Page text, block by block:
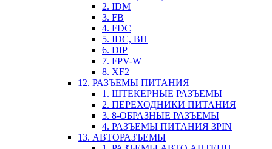
2. IDM
3. FB
4. FDC
5. IDC, BH
6. DIP
7. FPV-W
8. XF2
12. РАЗЪЕМЫ ПИТАНИЯ
1. ШТЕКЕРНЫЕ РАЗЪЕМЫ
2. ПЕРЕХОДНИКИ ПИТАНИЯ
3. 8-ОБРАЗНЫЕ РАЗЪЕМЫ
4. РАЗЪЕМЫ ПИТАНИЯ 3PIN
13. АВТОРАЗЪЕМЫ